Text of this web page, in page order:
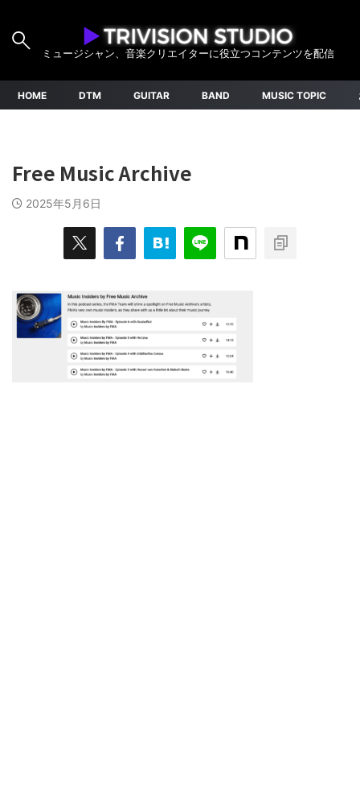
ミュージシャン、音楽クリエイターに役立つコンテンツを配信
HOME DTM GUITAR BAND MUSIC TOPIC
Free Music Archive
2025年5月6日